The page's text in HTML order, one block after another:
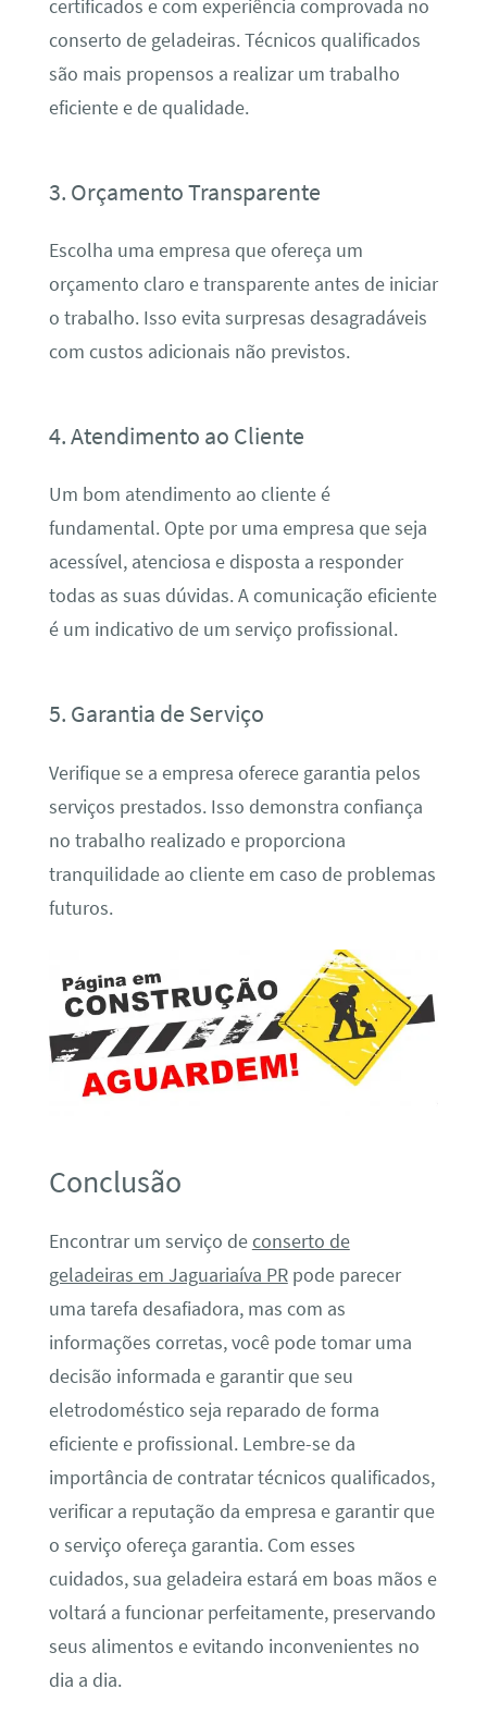
certificados e com experiência comprovada no
conserto de geladeiras. Técnicos qualificados
são mais propensos a realizar um trabalho
eficiente e de qualidade.
3. Orçamento Transparente
Escolha uma empresa que ofereça um
orçamento claro e transparente antes de iniciar
o trabalho. Isso evita surpresas desagradáveis
com custos adicionais não previstos.
4. Atendimento ao Cliente
Um bom atendimento ao cliente é
fundamental. Opte por uma empresa que seja
acessível, atenciosa e disposta a responder
todas as suas dúvidas. A comunicação eficiente
é um indicativo de um serviço profissional.
5. Garantia de Serviço
Verifique se a empresa oferece garantia pelos
serviços prestados. Isso demonstra confiança
no trabalho realizado e proporciona
tranquilidade ao cliente em caso de problemas
futuros.
Conclusão
Encontrar um serviço deconserto de
geladeiras em Jaguariaíva PRpode parecer
uma tarefa desafiadora, mas com as
informações corretas, você pode tomar uma
decisão informada e garantir que seu
eletrodoméstico seja reparado de forma
eficiente e profissional. Lembre-se da
importância de contratar técnicos qualificados,
verificar a reputação da empresa e garantir que
o serviço ofereça garantia. Com esses
cuidados, sua geladeira estará em boas mãos e
voltará a funcionar perfeitamente, preservando
seus alimentos e evitando inconvenientes no
dia a dia.